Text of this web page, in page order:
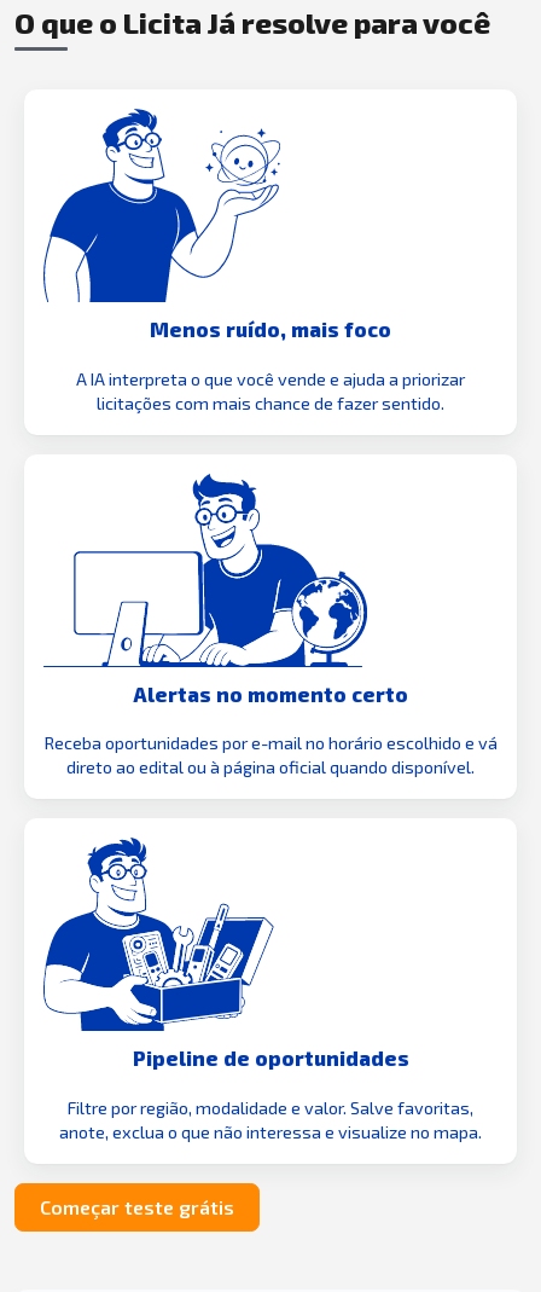
O que o Licita Já resolve para você
Menos ruído, mais foco
A IA interpreta o que você vende e ajuda a priorizar
licitações com mais chance de fazer sentido.
Alertas no momento certo
Receba oportunidades por e-mail no horário escolhido e vá
direto ao edital ou à página oficial quando disponível.
Pipeline de oportunidades
Filtre por região, modalidade e valor. Salve favoritas,
anote, exclua o que não interessa e visualize no mapa.
Começar teste grátis